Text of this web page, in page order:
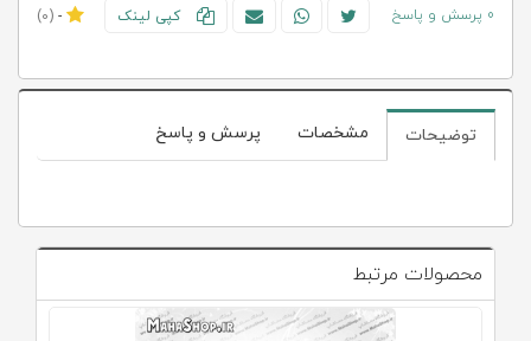
0 پرسش و پاسخ کپی لینک -
(0)
توضیحات مشخصات پرسش و پاسخ
محصولات مرتبط